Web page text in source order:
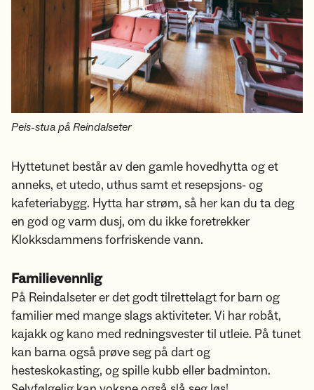
Peis-stua på Reindalseter
Hyttetunet består av den gamle hovedhytta og et
anneks, et utedo, uthus samt et resepsjons- og
kafeteriabygg. Hytta har strøm, så her kan du ta deg
en god og varm dusj, om du ikke foretrekker
Klokksdammens forfriskende vann.
Familievennlig
På Reindalseter er det godt tilrettelagt for barn og
familier med mange slags aktiviteter. Vi har robåt,
kajakk og kano med redningsvester til utleie. På tunet
kan barna også prøve seg på dart og
hesteskokasting, og spille kubb eller badminton.